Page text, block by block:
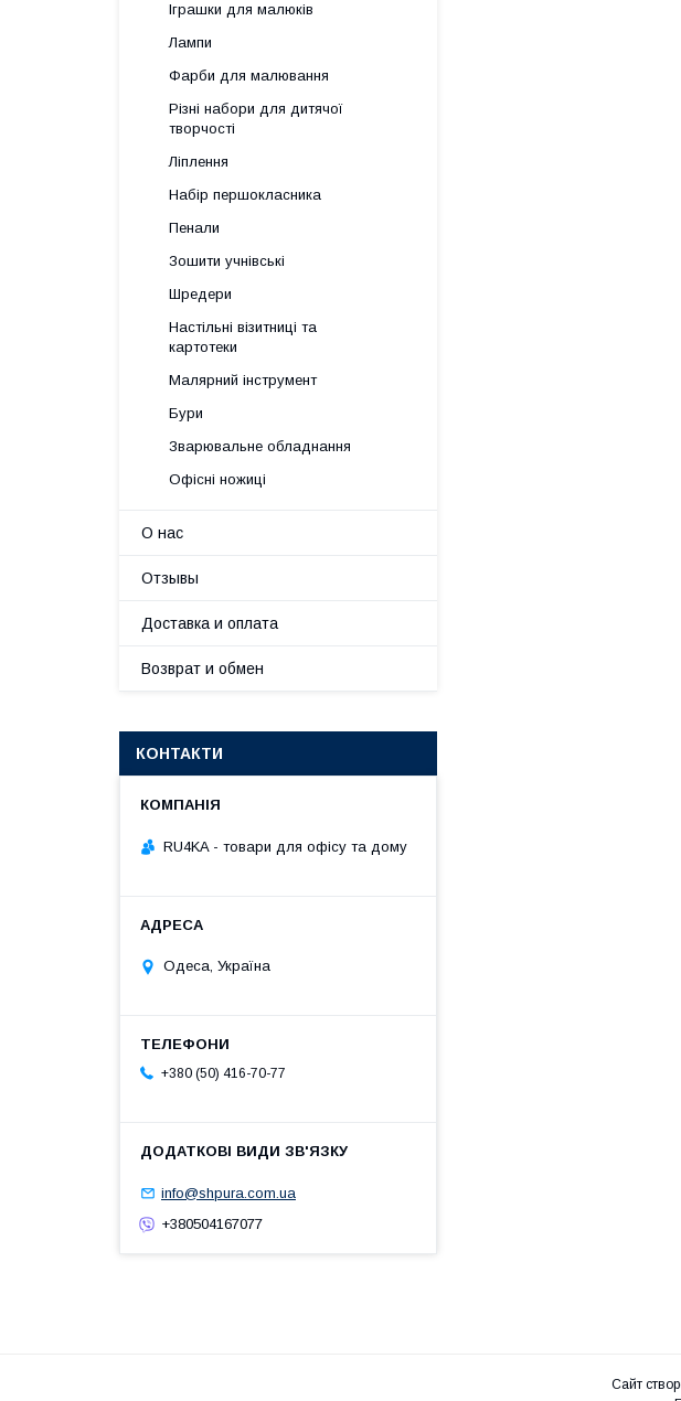
Іграшки для малюків
Лампи
Фарби для малювання
Різні набори для дитячої
творчості
Ліплення
Набір першокласника
Пенали
Зошити учнівські
Шредери
Настільні візитниці та
картотеки
Малярний інструмент
Бури
Зварювальне обладнання
Офісні ножиці
О нас
Отзывы
Доставка и оплата
Возврат и обмен
КОНТАКТИ
RU4KA - товари для офісу та дому
Одеса, Україна
+380 (50) 416-70-77
info@shpura.com.ua
+380504167077
Сайт